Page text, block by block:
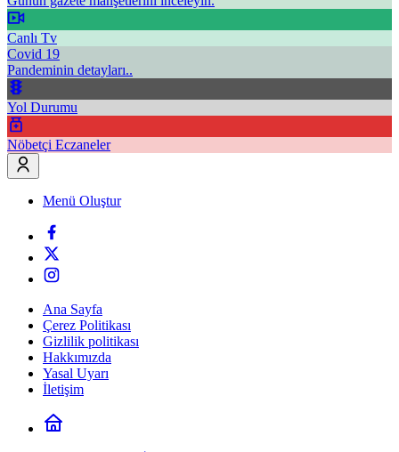
Canlı Tv
Covid 19
Pandeminin detayları..
Yol Durumu
Nöbetçi Eczaneler
Menü Oluştur
Ana Sayfa
Çerez Politikası
Gizlilik politikası
Hakkımızda
Yasal Uyarı
İletişim